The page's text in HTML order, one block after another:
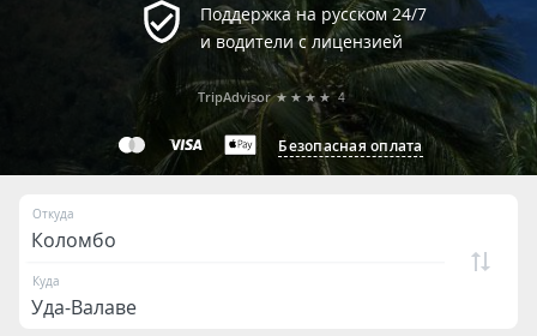
Поддержка на русском 24/7
и водители с лицензией
Безопасная оплата
TripAdvisor ★★★★ 4
Откуда
Куда